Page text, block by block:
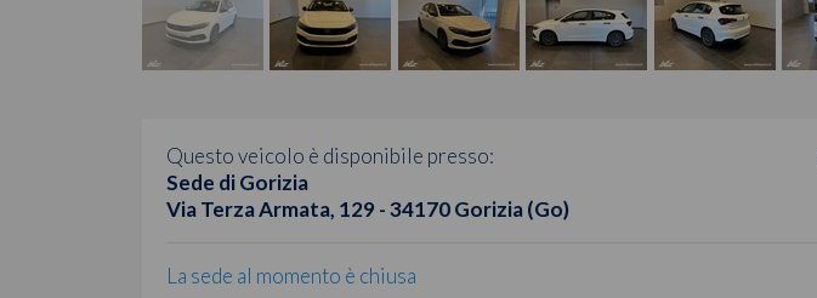
Questo veicolo è disponibile presso:
Sede di Gorizia
Via Terza Armata, 129 - 34170 Gorizia (Go)
La sede al momento è chiusa